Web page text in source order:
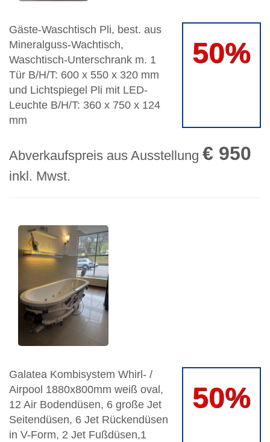
Gäste-Waschtisch Pli, best. aus
Mineralguss-Wachtisch,
Waschtisch-Unterschrank m. 1
Tür B/H/T: 600 x 550 x 320 mm
und Lichtspiegel Pli mit LED-
Leuchte B/H/T: 360 x 750 x 124
mm
50%
Abverkaufspreis aus Ausstellung € 950
inkl. Mwst.
Galatea Kombisystem Whirl- /
Airpool 1880x800mm weiß oval,
12 Air Bodendüsen, 6 große Jet
Seitendüsen, 6 Jet Rückendüsen
in V-Form, 2 Jet Fußdüsen,1
50%